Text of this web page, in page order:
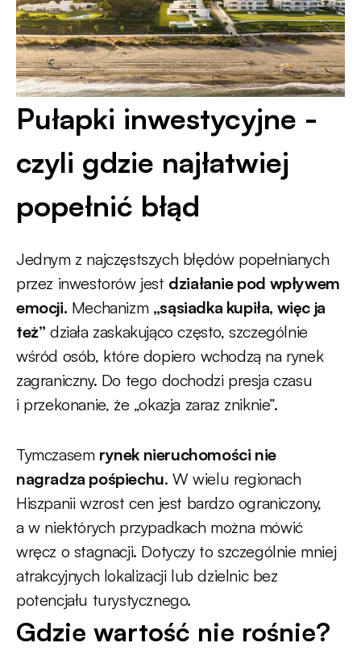
Pułapki inwestycyjne -
czyli gdzie najłatwiej
popełnić błąd
Jednym z najczęstszych błędów popełnianych
przez inwestorów jest działanie pod wpływem
emocji. Mechanizm „sąsiadka kupiła, więc ja
też” działa zaskakująco często, szczególnie
wśród osób, które dopiero wchodzą na rynek
zagraniczny. Do tego dochodzi presja czasu
i przekonanie, że „okazja zaraz zniknie”.
Tymczasem rynek nieruchomości nie
nagradza pośpiechu. W wielu regionach
Hiszpanii wzrost cen jest bardzo ograniczony,
a w niektórych przypadkach można mówić
wręcz o stagnacji. Dotyczy to szczególnie mniej
atrakcyjnych lokalizacji lub dzielnic bez
potencjału turystycznego.
Gdzie wartość nie rośnie?